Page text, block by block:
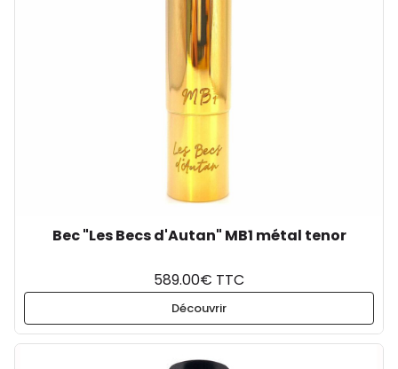
Bec "Les Becs d'Autan" MB1 métal tenor
589.00€ TTC
Découvrir